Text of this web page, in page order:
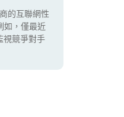
的互聯網性
如，僅最近
視競爭對手